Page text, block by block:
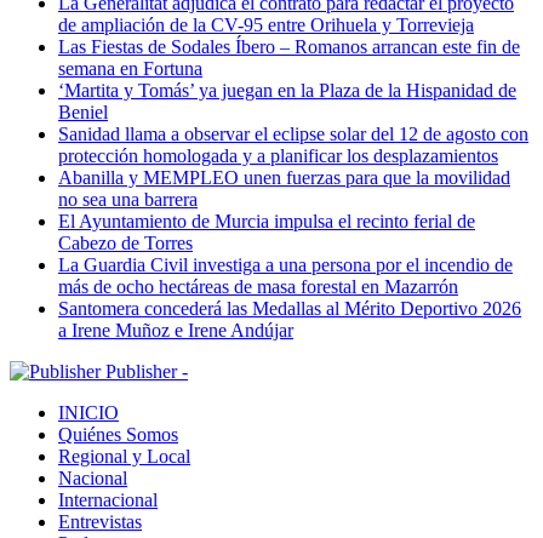
de ampliación de la CV-95 entre Orihuela y Torrevieja
Las Fiestas de Sodales Íbero – Romanos arrancan este fin de
semana en Fortuna
‘Martita y Tomás’ ya juegan en la Plaza de la Hispanidad de
Beniel
Sanidad llama a observar el eclipse solar del 12 de agosto con
protección homologada y a planificar los desplazamientos
Abanilla y MEMPLEO unen fuerzas para que la movilidad
no sea una barrera
El Ayuntamiento de Murcia impulsa el recinto ferial de
Cabezo de Torres
La Guardia Civil investiga a una persona por el incendio de
más de ocho hectáreas de masa forestal en Mazarrón
Santomera concederá las Medallas al Mérito Deportivo 2026
a Irene Muñoz e Irene Andújar
Publisher -
INICIO
Quiénes Somos
Regional y Local
Nacional
Internacional
Entrevistas